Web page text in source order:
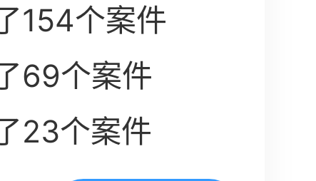
154个案件
69个案件
23个案件